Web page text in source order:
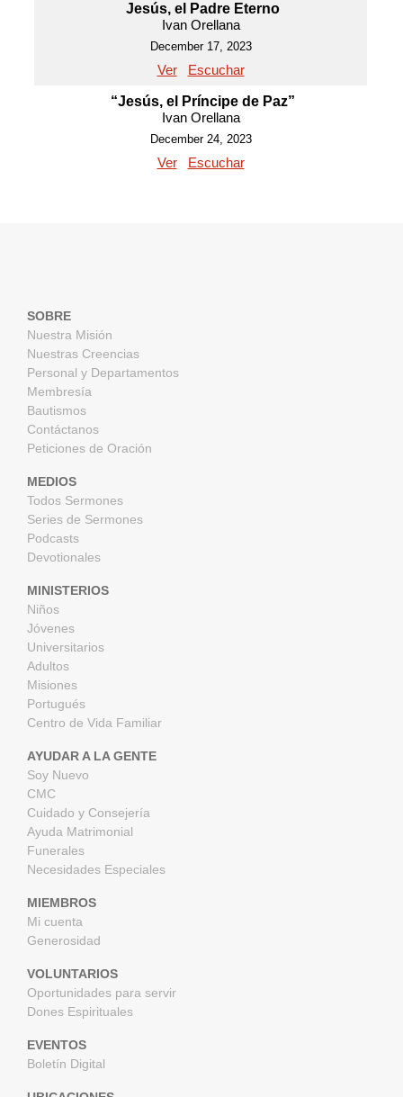
Jesús, el Padre Eterno
Ivan Orellana
December 17, 2023
Ver Escuchar
“Jesús, el Príncipe de Paz”
Ivan Orellana
December 24, 2023
Ver Escuchar
SOBRE
Nuestra Misión
Nuestras Creencias
Personal y Departamentos
Membresía
Bautismos
Contáctanos
Peticiones de Oración
MEDIOS
Todos Sermones
Series de Sermones
Podcasts
Devotionales
MINISTERIOS
Niños
Jóvenes
Universitarios
Adultos
Misiones
Portugués
Centro de Vida Familiar
AYUDAR A LA GENTE
Soy Nuevo
CMC
Cuidado y Consejería
Ayuda Matrimonial
Funerales
Necesidades Especiales
MIEMBROS
Mi cuenta
Generosidad
VOLUNTARIOS
Oportunidades para servir
Dones Espirituales
EVENTOS
Boletín Digital